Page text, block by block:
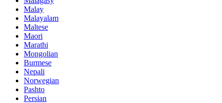
Malay
Malayalam
Maltese
Maori
Marathi
Mongolian
Burmese
Nepali
Norwegian
Pashto
Persian